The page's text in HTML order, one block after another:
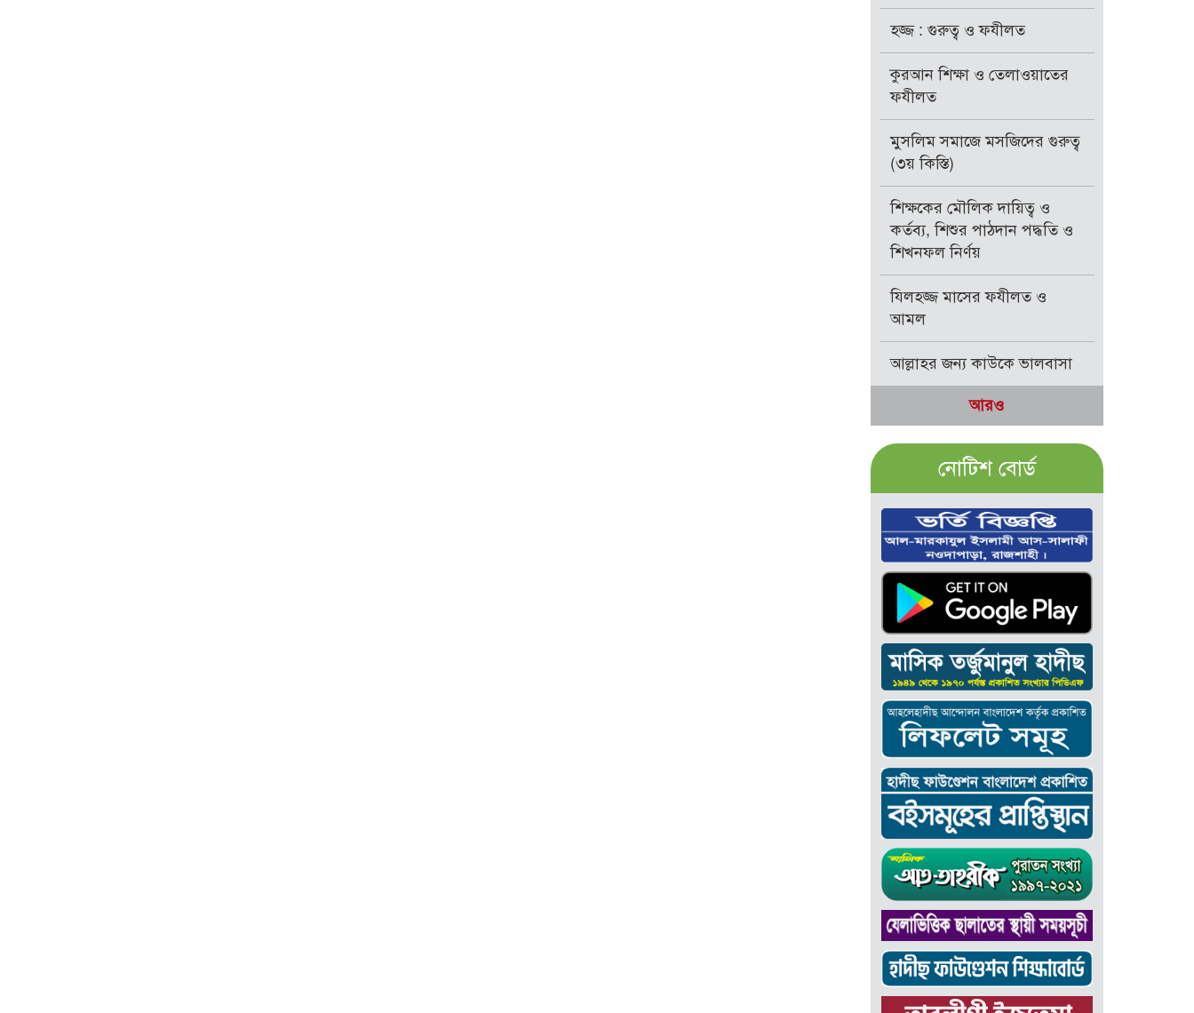
হজ্জ : গুরুত্ব ও ফযীলত
কুরআন শিক্ষা ও তেলাওয়াতের
ফযীলত
মুসলিম সমাজে মসজিদের গুরুত্ব
(৩য় কিস্তি)
শিক্ষকের মৌলিক দায়িত্ব ও
কর্তব্য, শিশুর পাঠদান পদ্ধতি ও
শিখনফল নির্ণয়
যিলহজ্জ মাসের ফযীলত ও
আমল
আল্লাহর জন্য কাউকে ভালবাসা
আরও
নোটিশ বোর্ড